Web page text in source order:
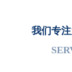
我们专